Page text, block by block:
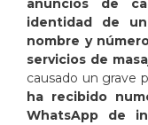
anuncios de
identidad de
nombre y
servicios de
causado un grave
ha recibido
WhatsApp de